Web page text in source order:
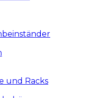
und Racks